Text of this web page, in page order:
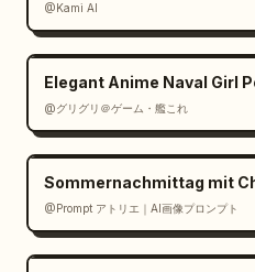
@Kami AI
Elegant Anime Naval Girl
@グリグリ＠ゲーム・艦これ
Sommernachmittag mit
@Prompt アトリエ｜AI画像プロンプト